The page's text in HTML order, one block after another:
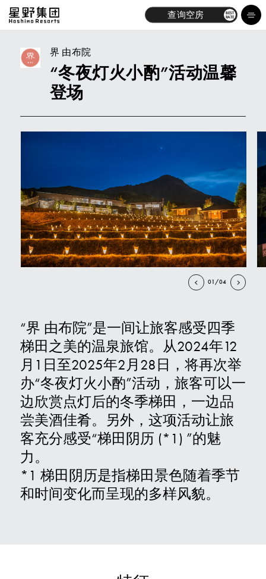
查询空房 BEST
RATE
酒店
体验
探索
关于我们
界 由布院
“冬夜灯火小酌”活动温馨
登场
01/04
“界 由布院”是一间让旅客感受四季
梯田之美的温泉旅馆。从2024年12
月1日至2025年2月28日，将再次举
办“冬夜灯火小酌”活动，旅客可以一
边欣赏点灯后的冬季梯田，一边品
尝美酒佳肴。另外，这项活动让旅
客充分感受“梯田阴历 (*1) ”的魅
力。
*1 梯田阴历是指梯田景色随着季节
和时间变化而呈现的多样风貌。